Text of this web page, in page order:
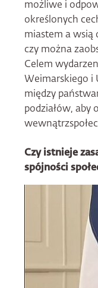
możliwe i
określonych
miastem a wsią
czy można
Celem
Weimarskiego i
między
podziałów, aby
Czy istnieje
spójności
Bildergalerie